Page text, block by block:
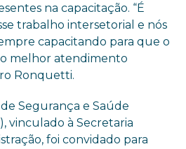
na capacitação. “É
trabalho intersetorial e nós
capacitando para que o
melhor atendimento
Ronquetti.
Segurança e Saúde
vinculado à Secretaria
foi convidado para